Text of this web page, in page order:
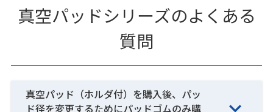
真空パッドシリーズのよくある
質問
真空パッド（ホルダ付）を購入後、パッ
ド径を変更するためにパッドゴムのみ購